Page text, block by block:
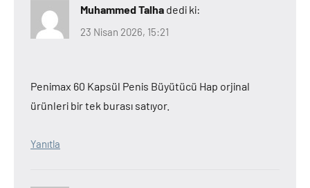
Muhammed Talha dedi ki:
23 Nisan 2026, 15:21
Penimax 60 Kapsül Penis Büyütücü Hap orjinal
ürünleri bir tek burası satıyor.
Yanıtla